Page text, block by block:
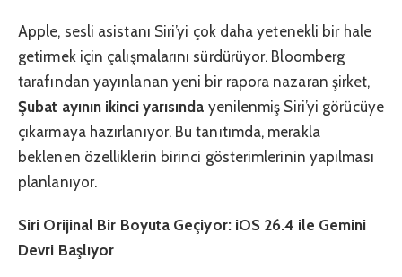
Apple, sesli asistanı Siri’yi çok daha yetenekli bir hale
getirmek için çalışmalarını sürdürüyor. Bloomberg
tarafından yayınlanan yeni bir rapora nazaran şirket,
Şubat ayının ikinci yarısında yenilenmiş Siri’yi görücüye
çıkarmaya hazırlanıyor. Bu tanıtımda, merakla
beklenen özelliklerin birinci gösterimlerinin yapılması
planlanıyor.
Siri Orijinal Bir Boyuta Geçiyor: iOS 26.4 ile Gemini
Devri Başlıyor